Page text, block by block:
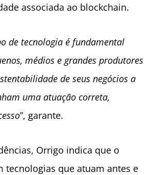
associada ao blockchain.
de tecnologia é fundamental
médios e grandes produtores
de seus negócios a
uma atuação correta,
”, garante.
Orrigo indica que o
tecnologias que atuam antes e